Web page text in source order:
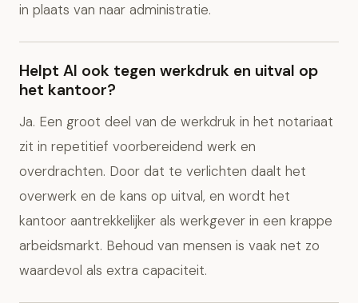
in plaats van naar administratie.
Helpt AI ook tegen werkdruk en uitval op
het kantoor?
Ja. Een groot deel van de werkdruk in het notariaat
zit in repetitief voorbereidend werk en
overdrachten. Door dat te verlichten daalt het
overwerk en de kans op uitval, en wordt het
kantoor aantrekkelijker als werkgever in een krappe
arbeidsmarkt. Behoud van mensen is vaak net zo
waardevol als extra capaciteit.